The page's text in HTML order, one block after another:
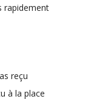
rapidement
reçu
à la place